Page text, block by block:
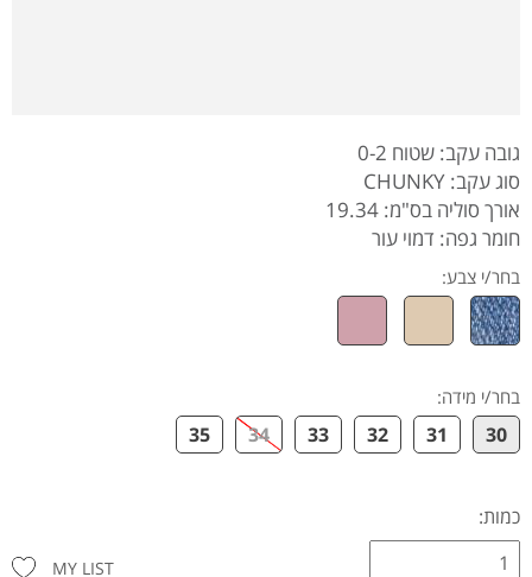
גובה עקב: שטוח 0-2
סוג עקב: CHUNKY
אורך סוליה בס"מ: 19.34
חומר גפה: דמוי עור
בחר/י צבע:
בחר/י מידה:
30
31
32
33
34
35
כמות:
MY LIST